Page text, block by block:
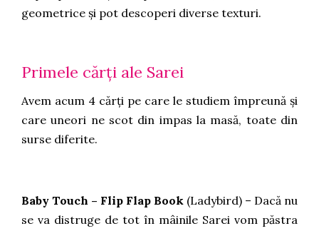
geometrice și pot descoperi diverse texturi.
Primele cărți ale Sarei
Avem acum 4 cărți pe care le studiem împreună și
care uneori ne scot din impas la masă, toate din
surse diferite.
Baby Touch – Flip Flap Book (Ladybird) – Dacă nu
se va distruge de tot în mâinile Sarei vom păstra